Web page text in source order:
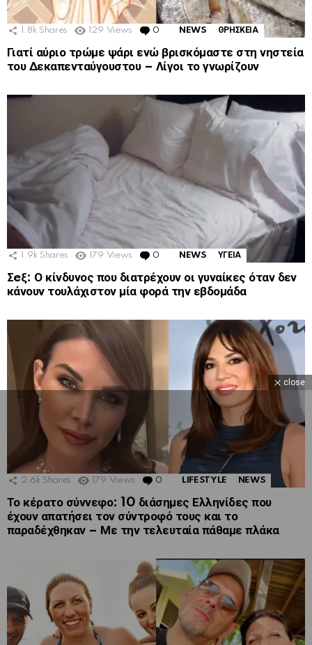
1.8k Shares 129 Views 0 Comments
NEWS ΘΡΗΣΚΕΙΑ
Γιατί αύριο τρώμε ψάρι ενώ βρισκόμαστε στη νηστεία
του Δεκαπενταύγουστου – Λίγοι το γνωρίζουν
1.9k Shares 179 Views 0 Comments
NEWS ΥΓΕΙΑ
Σeξ: Ο κίνδυνος που διατρέχουν οι γυναίκες όταν δεν
κάνουν τουλάχιστον μία φορά την εβδομάδα
2.6k Shares 179 Views 0 Comments
LIFESTYLE NEWS
Το κέρατο σύννεφο: 10 διάσημες Ελληνίδες που
έχουν απατήσει τον σύντροφό τους και το
παραδέχθηκαν – Με την τελευταία πάθαμε πλάκα
close